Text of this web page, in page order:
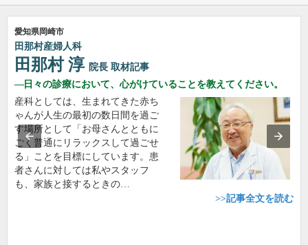
愛知県岡崎市
田那村産婦人科
田那村 淳 院長 取材記事
日々の診療において、心がけていることを教えてください。
産科としては、生まれてきた赤ち
ゃんが人生の最初の数日間を過ご
す場所として「お母さんとともに
ごく普通にリラックスして過ごせ
る」ことを目標にしています。患
者さんに対しては私やスタッフ
も、家族と接するときの…
>>記事全文を読む